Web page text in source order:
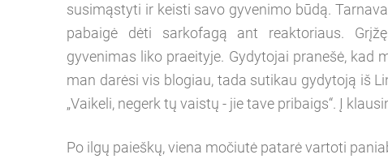
susimąstyti ir keisti savo gyvenimo būdą.
pabaigė dėti sarkofagą ant reaktoriaus.
gyvenimas liko praeityje. Gydytojai pranešė, kad
man darėsi vis blogiau, tada sutikau gydytoją iš
„Vaikeli, negerk tų vaistų - jie tave pribaigs“. Į
Po ilgų paieškų, viena močiutė patarė vartoti